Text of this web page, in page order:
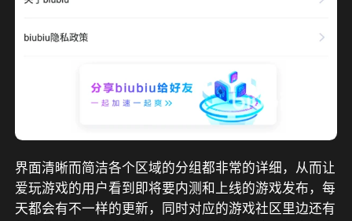
界面清晰而简洁各个区域的分组都非常的详细，从而让
爱玩游戏的用户看到即将要内测和上线的游戏发布，每
天都会有不一样的更新，同时对应的游戏社区里边还有